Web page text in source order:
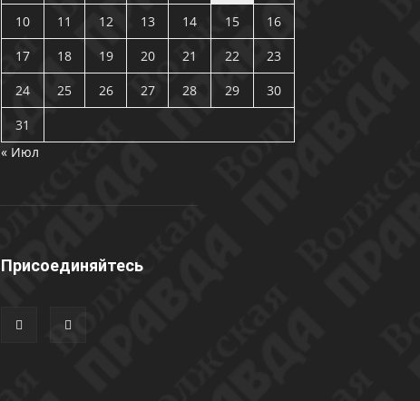
10
11 12 13 14 15
16
17
18 19 20 21 22
23
24
25 26 27 28 29
30
31
« Июл
Присоединяйтесь